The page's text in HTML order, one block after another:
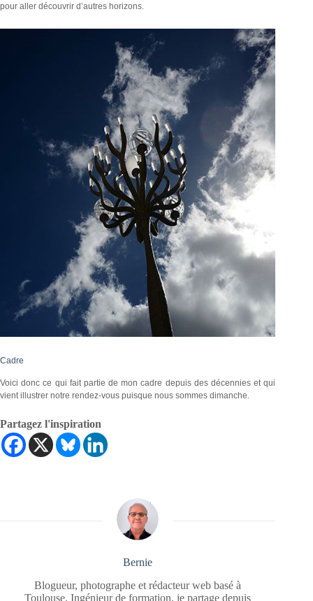
pour aller découvrir d’autres horizons.
Cadre
Voici donc ce qui fait partie de mon cadre depuis des décennies et qui
vient illustrer notre rendez-vous puisque nous sommes dimanche.
Partagez l'inspiration
Bernie
Blogueur, photographe et rédacteur web basé à
Toulouse. Ingénieur de formation, je partage depuis